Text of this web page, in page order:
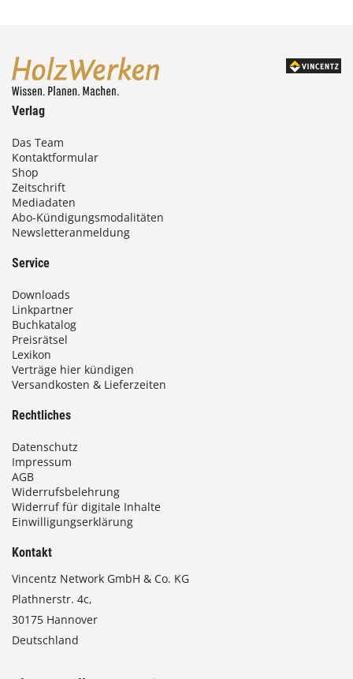
Verlag
Das Team
Kontaktformular
Shop
Zeitschrift
Mediadaten
Abo-Kündigungsmodalitäten
Newsletteranmeldung
Service
Downloads
Linkpartner
Buchkatalog
Preisrätsel
Lexikon
Verträge hier kündigen
Versandkosten & Lieferzeiten
Rechtliches
Datenschutz
Impressum
AGB
Widerrufsbelehrung
Widerruf für digitale Inhalte
Einwilligungserklärung
Kontakt
Vincentz Network GmbH & Co. KG
Plathnerstr. 4c,
30175 Hannover
Deutschland